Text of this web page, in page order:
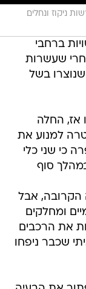
ניקוז ונחלים
ברחבי
שעשרות
בשל
אז, החלה
למנוע את
כי שני כלי
סוף
הקרובה, אבל
ומחלקים
את הרכבים
שכבר ניפחו